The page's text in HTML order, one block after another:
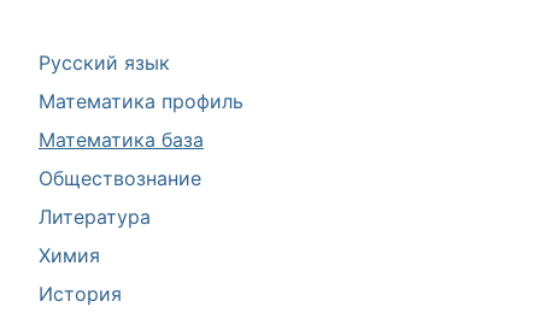
Русский язык
Математика профиль
Математика база
Обществознание
Литература
Химия
История